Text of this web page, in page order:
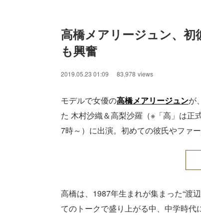
高橋メアリージュン、
も興奮
2019.05.23 01:09 83,978 views
モデルで女優の高橋メアリージュンが
た 木村沙織＆高梨沙羅（※「高」は正
7時～）に出演。初めての彼氏やファ
高橋は、1987年生まれが集まった“渡
てのトークで盛り上がる中、中学時代